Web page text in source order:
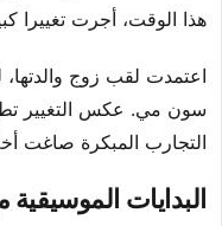
هذا الوقت، أجرت تغييرا
اعتمدت لقب زوج
سون مي. عكس التغيير
التجارب المبكرة صاغت
البدايات الموسيقية